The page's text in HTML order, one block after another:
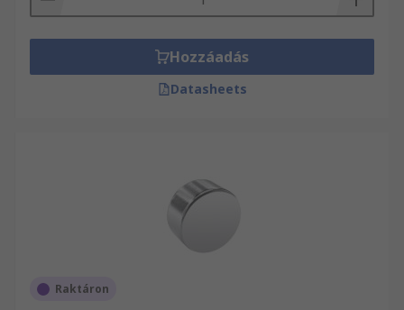
Hozzáadás
Datasheets
Raktáron